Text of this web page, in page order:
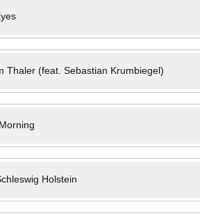
Thaler (feat. Sebastian Krumbiegel)
Holstein